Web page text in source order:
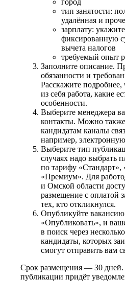
тип занятости:
удалённая и
зарплату:
фиксированную
вычета налогов
требуемый опыт
Заполните описание.
обязанности и
Расскажите подробнее,
из себя работа, какие
особенности.
Выберите менеджера
контакты. Можно
кандидатам каналы
например,
Выберите тип
случаях надо выбрать
по тарифу
«Премиум». Для
и Омской области
размещение с оплатой
тех, кто откликнулся.
Опубликуйте
«Опубликовать», и
в поиск через
кандидаты, которых
смогут отправить вам
Срок размещения — 30 дней.
публикации придёт